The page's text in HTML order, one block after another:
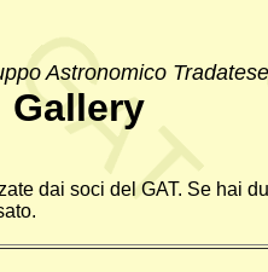
Astronomico Tradatese
Gallery
dai soci del GAT. Se hai